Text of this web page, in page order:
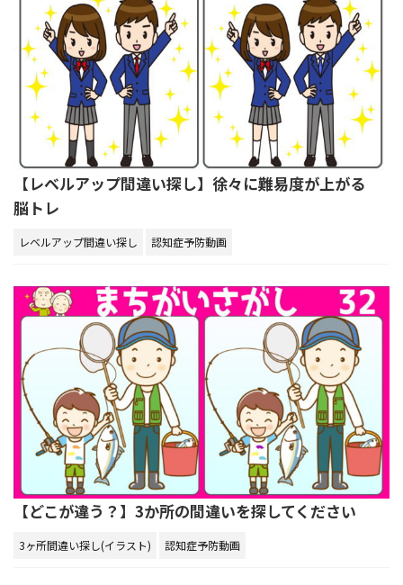
【レベルアップ間違い探し】徐々に難易度が上がる
脳トレ
レベルアップ間違い探し 認知症予防動画
【どこが違う？】3か所の間違いを探してください
3ヶ所間違い探し(イラスト) 認知症予防動画